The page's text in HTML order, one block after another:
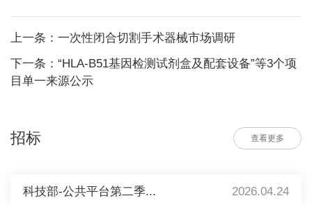
上一条：一次性闭合切割手术器械市场调研
下一条：“HLA-B51基因检测试剂盒及配套设备”等3个项
目单一来源公示
招标 查看更多
科技部-公共平台第二季... 2026.04.24